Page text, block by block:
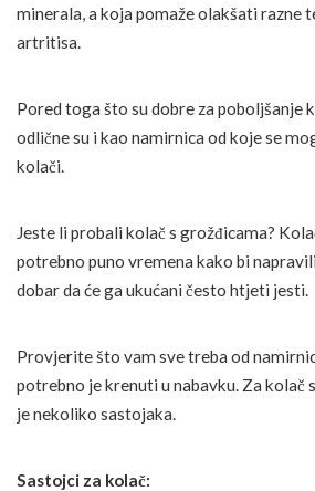
minerala, a koja pomaže olakšati razne
artritisa.
Pored toga što su dobre za poboljšanje
odlične su i kao namirnica od koje se
kolači.
Jeste li probali kolač s grožđicama?
potrebno puno vremena kako bi
dobar da će ga ukućani često htjeti jesti.
Provjerite što vam sve treba od
potrebno je krenuti u nabavku. Za kolač
je nekoliko sastojaka.
Sastojci za kolač: